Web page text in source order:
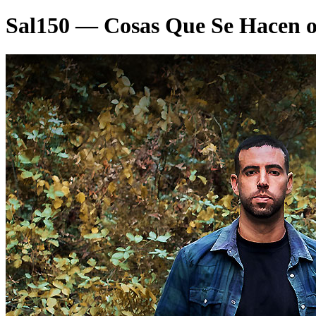
Sal150 — Cosas Que Se Hacen